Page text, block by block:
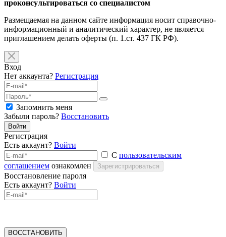
проконсультироваться со специалистом
Размещаемая на данном сайте информация носит справочно-
информационный и аналитический характер, не является
приглашением делать оферты (п. 1.ст. 437 ГК РФ).
Вход
Нет аккаунта? Регистрация
Запомнить меня
Забыли пароль? Восстановить
Войти
Регистрация
Есть аккаунт? Войти
С пользовательским
соглашением ознакомлен Зарегистрироваться
Восстановление пароля
Есть аккаунт? Войти
ВОССТАНОВИТЬ